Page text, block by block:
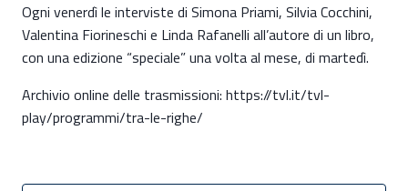
Ogni venerdì le interviste di Simona Priami, Silvia Cocchini,
Valentina Fiorineschi e Linda Rafanelli all’autore di un libro,
con una edizione “speciale” una volta al mese, di martedì.
Archivio online delle trasmissioni: https://tvl.it/tvl-
play/programmi/tra-le-righe/